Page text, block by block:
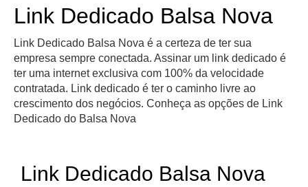
Link Dedicado Balsa Nova
Link Dedicado Balsa Nova é a certeza de ter sua
empresa sempre conectada. Assinar um link dedicado é
ter uma internet exclusiva com 100% da velocidade
contratada. Link dedicado é ter o caminho livre ao
crescimento dos negócios. Conheça as opções de Link
Dedicado do Balsa Nova
Link Dedicado Balsa Nova